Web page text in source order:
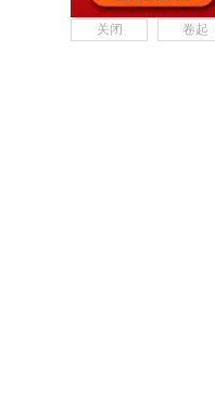
关闭 卷起